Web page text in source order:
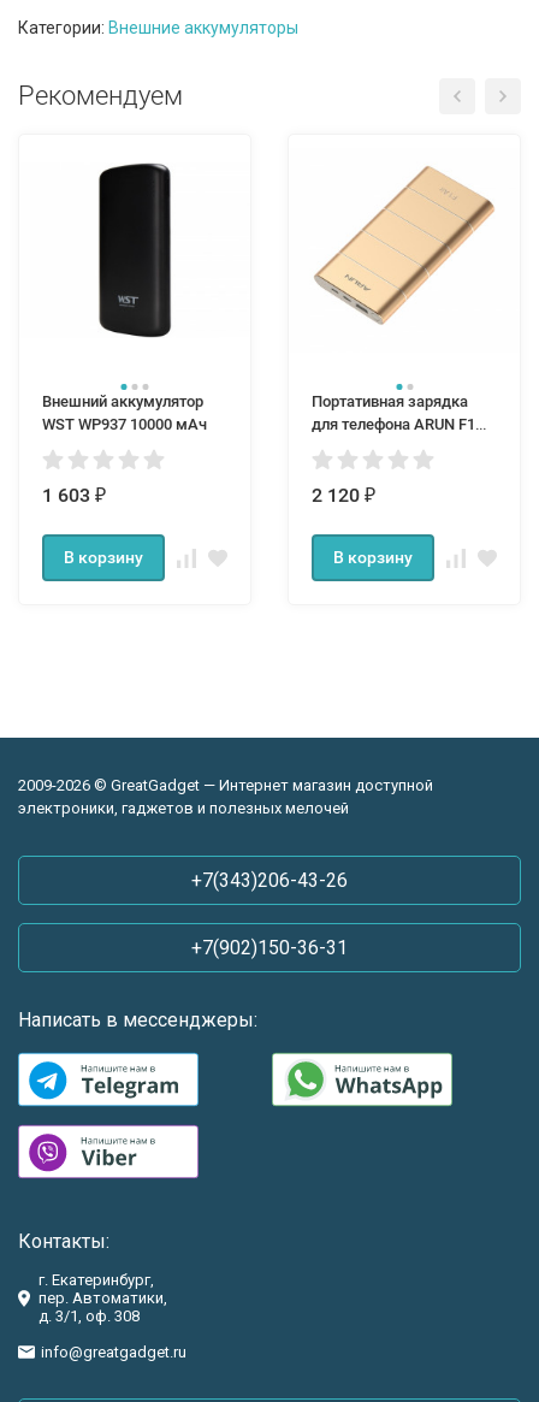
Категории: Внешние аккумуляторы
Рекомендуем
Внешний аккумулятор
WST WP937 10000 мАч
1 603 ₽
В корзину
Портативная зарядка
для телефона ARUN F1
Air 10000мАч
2 120 ₽
В корзину
2009-2026 © GreatGadget — Интернет магазин доступной
электроники, гаджетов и полезных мелочей
+7(343)206-43-26
+7(902)150-36-31
Написать в мессенджеры:
Контакты:
г. Екатеринбург,
пер. Автоматики,
д. 3/1, оф. 308
info@greatgadget.ru